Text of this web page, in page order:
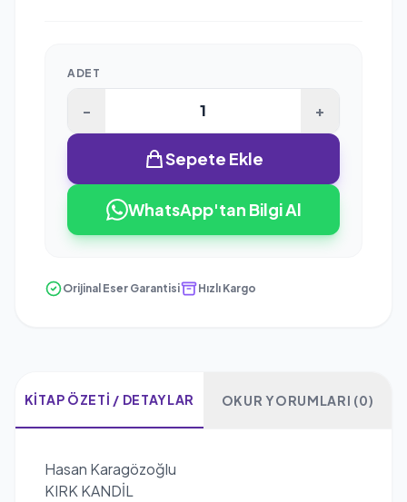
ADET
- +
Sepete Ekle
WhatsApp'tan Bilgi Al
Orijinal Eser Garantisi Hızlı Kargo
KITAP ÖZETI / DETAYLAR OKUR YORUMLARI (0)
Hasan Karagözoğlu
KIRK KANDİL